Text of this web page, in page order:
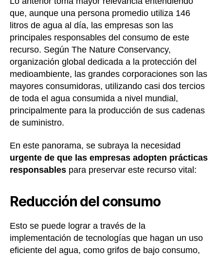
que, aunque una persona promedio utiliza 146
litros de agua al día, las empresas son las
principales responsables del consumo de este
recurso. Según The Nature Conservancy,
organización global dedicada a la protección del
medioambiente, las grandes corporaciones son las
mayores consumidoras, utilizando casi dos tercios
de toda el agua consumida a nivel mundial,
principalmente para la producción de sus cadenas
de suministro.
En este panorama, se subraya la necesidad
urgente de que las empresas adopten prácticas
responsables para preservar este recurso vital:
Reducción del consumo
Esto se puede lograr a través de la
implementación de tecnologías que hagan un uso
eficiente del agua, como grifos de bajo consumo,